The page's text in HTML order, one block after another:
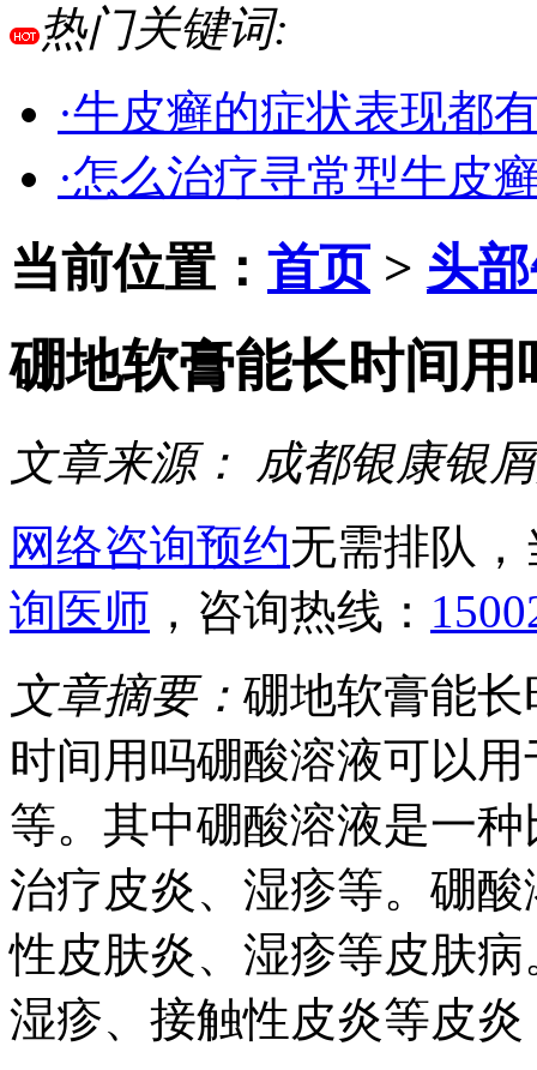
热门关键词:
·牛皮癣的症状表现都
·怎么治疗寻常型牛皮
当前位置： 首页> 头
硼地软膏能长时间用
文章来源：
成都银康银
网络咨询预约无需排队
询医师 ，咨询热线：
文章摘要： 硼地软膏能
时间用吗硼酸溶液可以
等。其中硼酸溶液是一
治疗皮炎、湿疹等。硼
性皮肤炎、湿疹等皮肤
湿疹、接触性皮炎等皮炎